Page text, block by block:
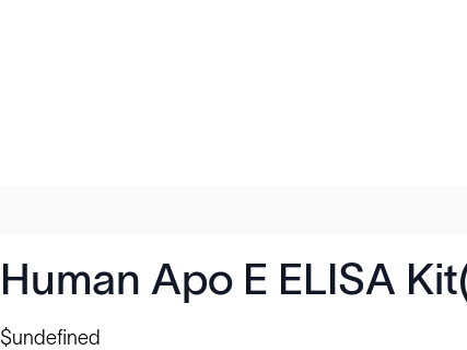
Human Apo E ELISA
$undefined